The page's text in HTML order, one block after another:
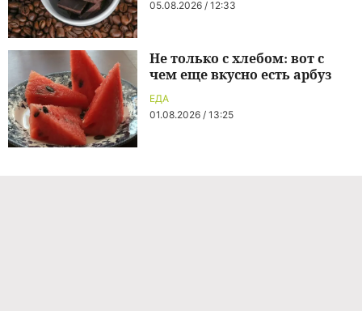
05.08.2026 / 12:33
ЕДА
01.08.2026 / 13:25
Не только с хлебом: вот с
чем еще вкусно есть арбуз